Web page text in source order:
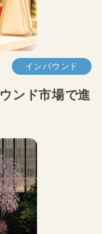
インバウンド
ンド市場で進